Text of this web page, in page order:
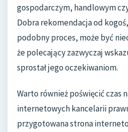
gospodarczym, handlowym
Dobra rekomendacja od
podobny proces, może być
że polecający zazwyczaj
sprostał jego oczekiwaniom.
Warto również poświęcić czas
internetowych kancelarii
przygotowana strona